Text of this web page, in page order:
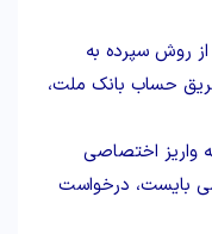
روش سپرده به
حساب بانک ملت،
واریز اختصاصی
بایست، درخواست